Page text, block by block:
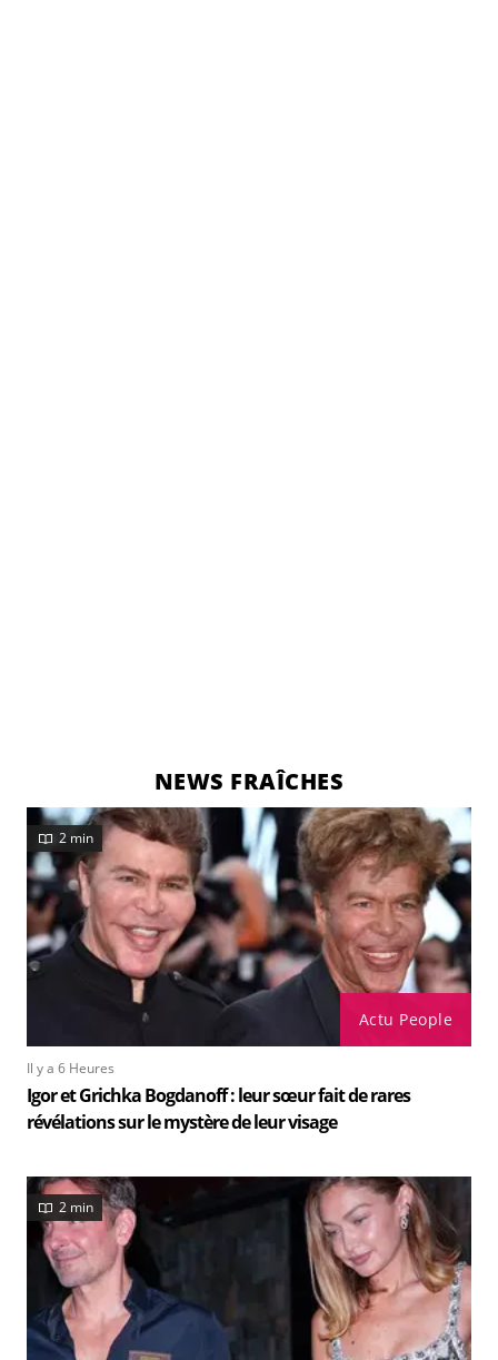
NEWS FRAÎCHES
Actu People
2 min
Il y a 6 Heures
Igor et Grichka Bogdanoff : leur sœur fait de rares
révélations sur le mystère de leur visage
2 min